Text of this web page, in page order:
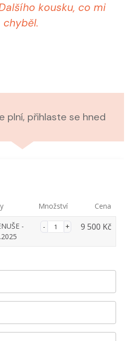
kousku, co mi
chyběl.
plní, přihlaste se hned
Množství Cena
-
9 500 Kč